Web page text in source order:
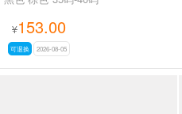
¥153.00
可退换 2026-08-05